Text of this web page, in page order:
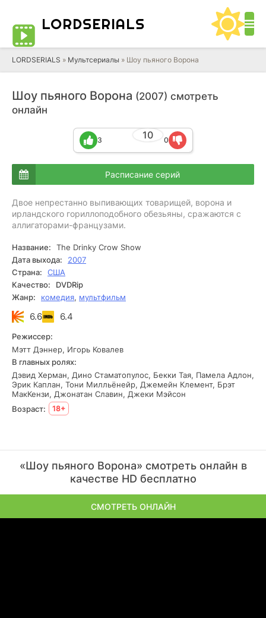
LORDSERIALS
LORDSERIALS » Мультсериалы » Шоу пьяного Ворона
Шоу пьяного Ворона (2007) смотреть
онлайн
10
3 0
Расписание серий
Двое непрестанно выпивающих товарищей, ворона и
ирландского гориллоподобного обезьяны, сражаются с
аллигаторами-французами.
Название:
The Drinky Crow Show
Дата выхода:
2007
Страна:
США
Качество:
DVDRip
Жанр:
комедия, мультфильм
6.6 6.4
Режиссер:
Мэтт Дэннер, Игорь Ковалев
В главных ролях:
Дэвид Херман, Дино Стаматопулос, Бекки Тая, Памела Адлон,
Эрик Каплан, Тони Милльёнейр, Джемейн Клемент, Брэт
МакКензи, Джонатан Славин, Джеки Мэйсон
Возраст:
18+
«Шоу пьяного Ворона» смотреть онлайн в
качестве HD бесплатно
СМОТРЕТЬ ОНЛАЙН